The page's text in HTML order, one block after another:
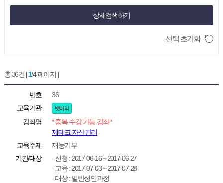
상세검색하기
선택 초기화
총 36건 [1/4 페이지 ]
번호
36
교육기관
뱃머리
강좌명
* 중복 수강 가능 강좌 *
제테크 자산관리
교육주제
재능기부
기간/대상
- 신청 : 2017-06-16 ~ 2017-06-27
- 교육 : 2017-07-03 ~ 2017-07-28
- 대상 : 일반성인과정